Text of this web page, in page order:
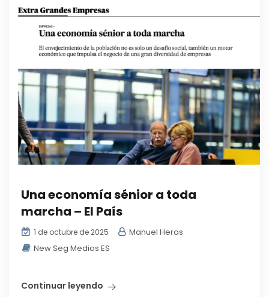
Una economía sénior a toda
marcha – El País
1 de octubre de 2025
Manuel Heras
New Seg Medios ES
Continuar leyendo